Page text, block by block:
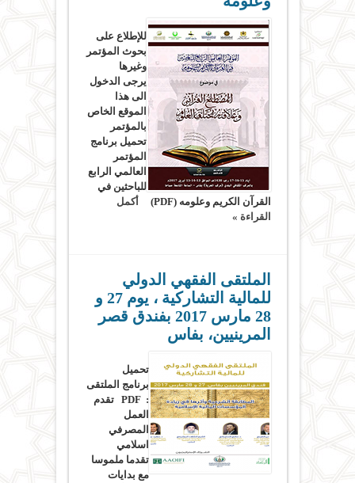
للإطلاع على
بحوث المؤتمر
وغيرها
يرجى الدخول
الى هذا
الموقع الخاص
بالمؤتمر
تحميل برنامج
المؤتمر
العالمي الرابع
للباحثين في
القرآن الكريم وعلومه (PDF)
أكمل
القراءة »
الملتقى الفقهي الدولي
للمالية التشاركية ، يوم 27 و
28 مارس 2017 بفندق قصر
المرينيين، بفاس
تحميل
برنامج الملتقى
: PDF تقدم
العمل
المصرفي
اسلامي
تقدما ملموسا
مع بدايات